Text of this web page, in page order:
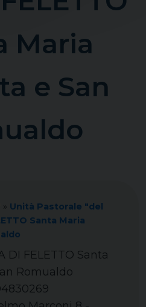
Maria
e San
» Unità Pastorale "del
Santa Maria
DI FELETTO Santa
Romualdo